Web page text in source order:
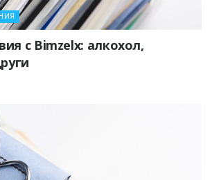
с Bimzelx: алкохол,